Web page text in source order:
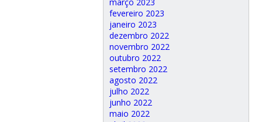
fevereiro 2023
janeiro 2023
dezembro 2022
novembro 2022
outubro 2022
setembro 2022
agosto 2022
julho 2022
junho 2022
maio 2022